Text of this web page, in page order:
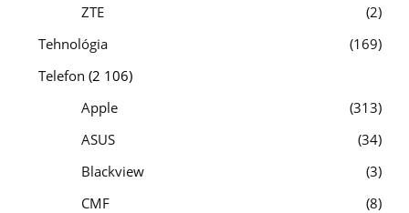
ZTE
2
Tehnológia
169
Telefon (2 106)
Apple
313
ASUS
34
Blackview
3
CMF
8